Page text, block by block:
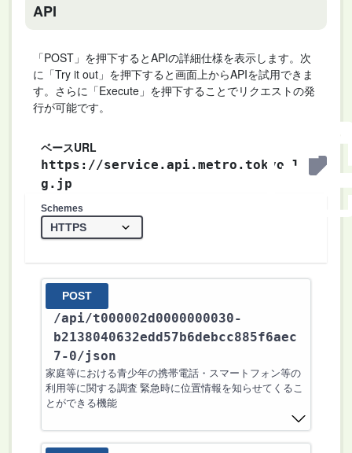
API
「POST」を押下するとAPIの詳細仕様を表示します。次
に「Try it out」を押下すると画面上からAPIを試用できま
す。さらに「Execute」を押下することでリクエストの発
行が可能です。
ベースURL
https://service.api.metro.tokyo.l
g.jp
Schemes
POST
/api/t000002d0000000030-
b2138040632edd57b6debcc885f6aec
7-0/json
家庭等における青少年の携帯電話・スマートフォン等の
利用等に関する調査 緊急時に位置情報を知らせてくるこ
とができる機能